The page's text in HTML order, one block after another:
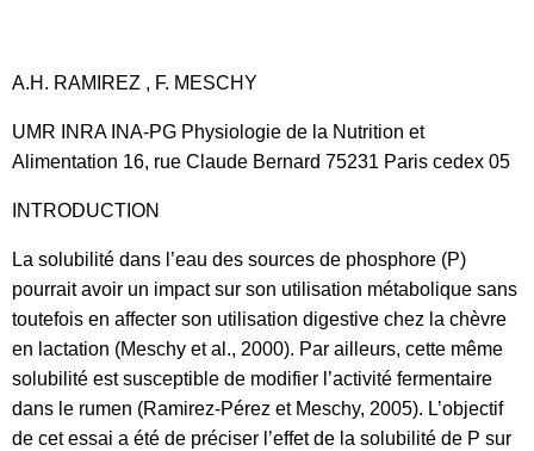
A.H. RAMIREZ , F. MESCHY
UMR INRA INA-PG Physiologie de la Nutrition et
Alimentation 16, rue Claude Bernard 75231 Paris cedex 05
INTRODUCTION
La solubilité dans l’eau des sources de phosphore (P)
pourrait avoir un impact sur son utilisation métabolique sans
toutefois en affecter son utilisation digestive chez la chèvre
en lactation (Meschy et al., 2000). Par ailleurs, cette même
solubilité est susceptible de modifier l’activité fermentaire
dans le rumen (Ramirez-Pérez et Meschy, 2005). L’objectif
de cet essai a été de préciser l’effet de la solubilité de P sur